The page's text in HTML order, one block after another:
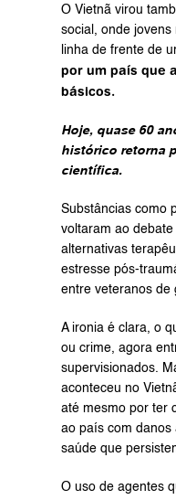
O Vietnã virou
social, onde
por um país que
básicos.
Hoje, quase 60
histórico retorna
científica.
Substâncias como
voltaram ao
alternativas
estresse pós-
entre veteranos de
A ironia é clara, o
ou crime, agora
supervisionados.
aconteceu no
até mesmo por ter
ao país com danos
saúde que
O uso de agentes